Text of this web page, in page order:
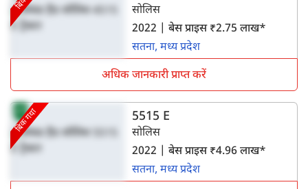
सोलिस
2022 | बेस प्राइस ₹2.75 लाख*
सतना, मध्य प्रदेश
अधिक जानकारी प्राप्त करें
बिक गया 5515 E
सोलिस
2022 | बेस प्राइस ₹4.96 लाख*
सतना, मध्य प्रदेश